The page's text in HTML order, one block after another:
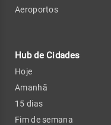
Aeroportos
Hub de Cidades
Hoje
Amanhã
15 dias
Fim de semana